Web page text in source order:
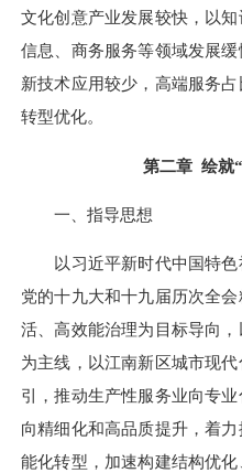
文化创意产业发展较快，以
信息、商务服务等领域发展
新技术应用较少，高端服务
转型优化。
第二章 绘就“
一、指导思想
以习近平新时代中国特色
党的十九大和十九届历次全
活、高效能治理为目标导向
为主线，以江南新区城市现
引，推动生产性服务业向专
向精细化和高品质提升，着
能化转型，加速构建结构优